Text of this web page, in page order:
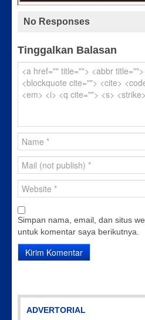
No Responses
Tinggalkan Balasan
Simpan nama, email, dan situs
untuk komentar saya berikutnya.
ADVERTORIAL